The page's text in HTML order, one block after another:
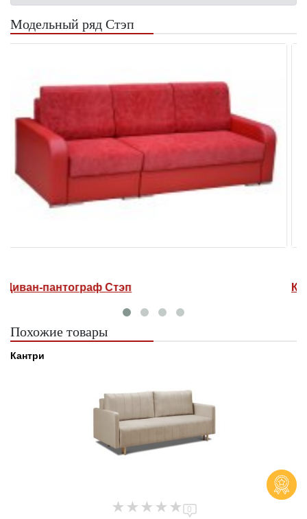
Модельный ряд Стэп
Диван Стэп 2 Люкс
Похожие товары
Кантри
0